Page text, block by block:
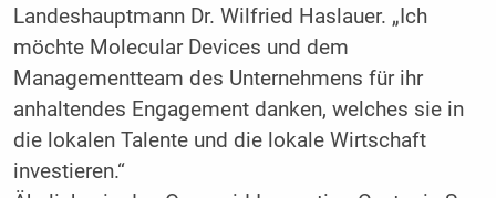
Landeshauptmann Dr. Wilfried Haslauer. „Ich
möchte Molecular ­Devices und dem
Managementteam des Unternehmens für ihr
anhaltendes Engagement danken, welches sie in
die lokalen Talente und die lokale Wirtschaft
investieren.“